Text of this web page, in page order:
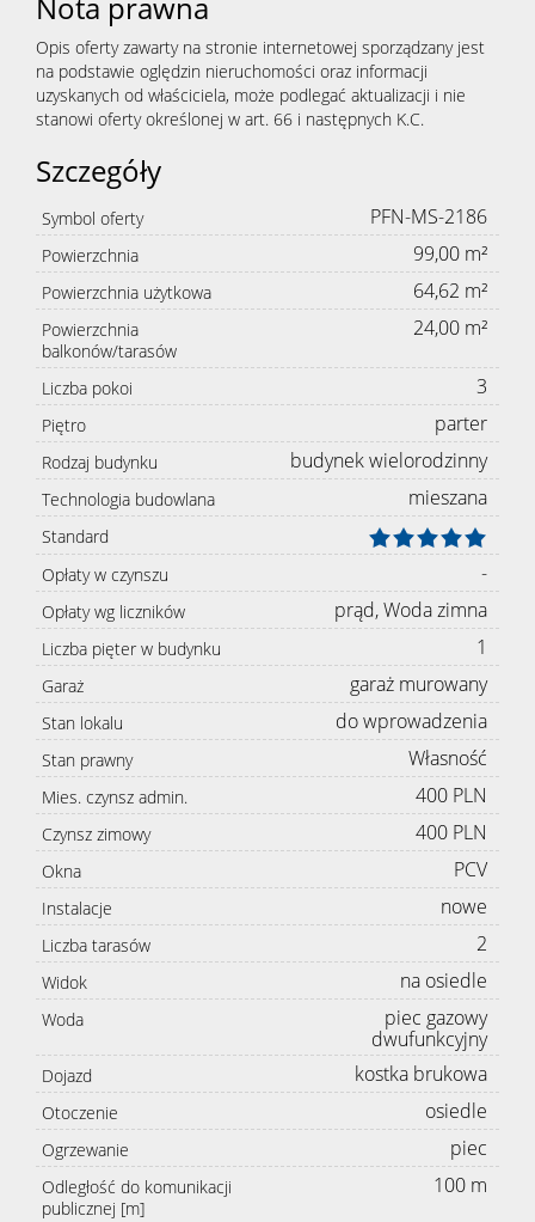
Nota prawna
Opis oferty zawarty na stronie internetowej sporządzany jest
na podstawie oględzin nieruchomości oraz informacji
uzyskanych od właściciela, może podlegać aktualizacji i nie
stanowi oferty określonej w art. 66 i następnych K.C.
Szczegóły
Symbol oferty PFN-MS-2186
Powierzchnia 99,00 m²
Powierzchnia użytkowa 64,62 m²
Powierzchnia
balkonów/tarasów
24,00 m²
Liczba pokoi 3
Piętro parter
Rodzaj budynku budynek wielorodzinny
Technologia budowlana mieszana
Standard
Opłaty w czynszu
-
Opłaty wg liczników prąd, Woda zimna
Liczba pięter w budynku 1
Garaż garaż murowany
Stan lokalu do wprowadzenia
Stan prawny Własność
Mies. czynsz admin. 400 PLN
Czynsz zimowy 400 PLN
Okna PCV
Instalacje nowe
Liczba tarasów 2
Widok na osiedle
Woda
piec gazowy
dwufunkcyjny
Dojazd kostka brukowa
Otoczenie osiedle
Ogrzewanie piec
Odległość do komunikacji
publicznej [m]
100 m